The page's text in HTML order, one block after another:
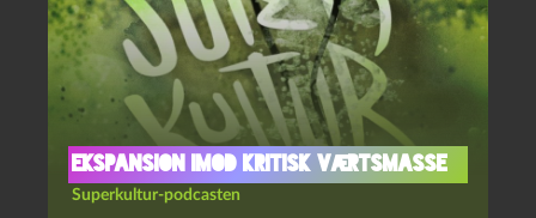
Ekspansion imod kritisk værtsmasse
Superkultur-podcasten